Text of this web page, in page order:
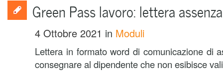
Green Pass lavoro: lettera
4 Ottobre 2021 in Moduli
Lettera in formato word di comunicazione di
consegnare al dipendente che non esibisce